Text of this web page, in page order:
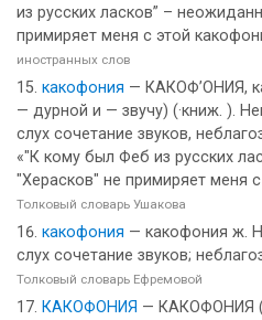
из русских ласков” –
примиряет меня с этой
иностранных слов
какофония — КАКОФ’ОНИЯ,
— дурной и — звучу) (·книж. ).
слух сочетание звуков,
«"К кому был Феб из русских
"Херасков" не примиряет меня
Толковый словарь Ушакова
какофония — какофония ж.
слух сочетание звуков;
Толковый словарь Ефремовой
КАКОФОНИЯ — КАКОФОНИЯ